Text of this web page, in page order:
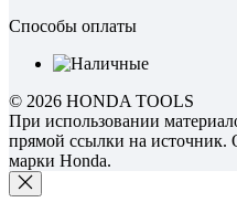
Способы оплаты
© 2026 HONDA TOOLS
При использовании
прямой ссылки на
марки Honda.